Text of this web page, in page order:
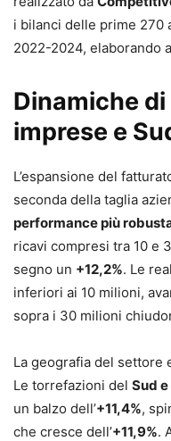
i bilanci delle prime 270
2022-2024, elaborando
Dinamiche
imprese e
L’espansione del
seconda della taglia
performance più
ricavi compresi tra 10 e
segno un +12,2%. Le
inferiori ai 10 milioni,
sopra i 30 milioni
La geografia del settore
Le torrefazioni del Sud
un balzo dell’+11,4%,
che cresce dell’+11,9%.